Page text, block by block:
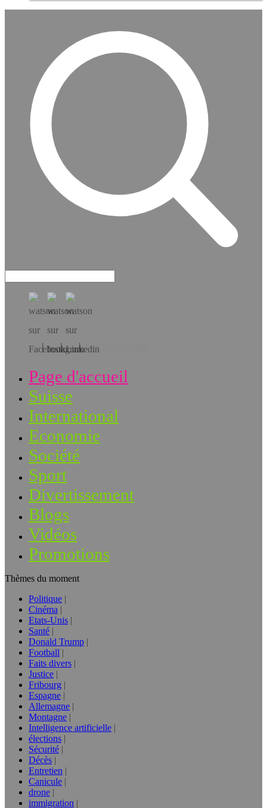
Téléchargez l’app!
Page d'accueil
Suisse
International
Economie
Société
Sport
Divertissement
Blogs
Vidéos
Promotions
Thèmes du moment
Politique
Cinéma
Etats-Unis
Santé
Donald Trump
Football
Faits divers
Justice
Fribourg
Espagne
Allemagne
Montagne
Intelligence artificielle
élections
Sécurité
Décès
Entretien
Canicule
drone
immigration